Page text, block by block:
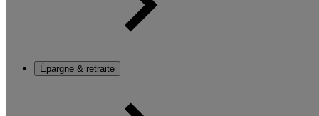
Épargne & retraite